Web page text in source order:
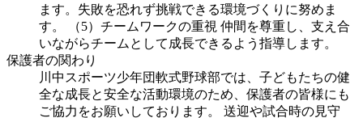
ます。失敗を恐れず挑戦できる環境づくりに努めま
す。 （5）チームワークの重視 仲間を尊重し、支え合
いながらチームとして成長できるよう指導します。
保護者の関わり
川中スポーツ少年団軟式野球部では、子どもたちの健
全な成長と安全な活動環境のため、保護者の皆様にも
ご協力をお願いしております。 送迎や試合時の見守